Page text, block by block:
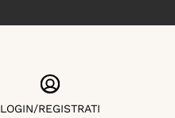
LOGIN/REGISTRATI